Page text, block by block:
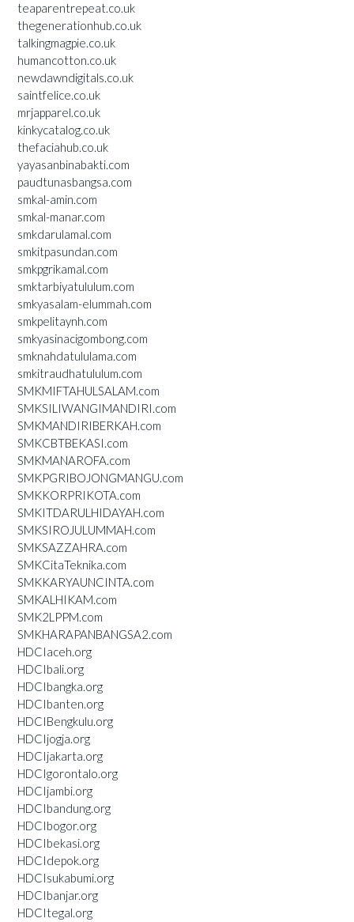
teaparentrepeat.co.uk
thegenerationhub.co.uk
talkingmagpie.co.uk
humancotton.co.uk
newdawndigitals.co.uk
saintfelice.co.uk
mrjapparel.co.uk
kinkycatalog.co.uk
thefaciahub.co.uk
yayasanbinabakti.com
paudtunasbangsa.com
smkal-amin.com
smkal-manar.com
smkdarulamal.com
smkitpasundan.com
smkpgrikamal.com
smktarbiyatululum.com
smkyasalam-elummah.com
smkpelitaynh.com
smkyasinacigombong.com
smknahdatululama.com
smkitraudhatululum.com
SMKMIFTAHULSALAM.com
SMKSILIWANGIMANDIRI.com
SMKMANDIRIBERKAH.com
SMKCBTBEKASI.com
SMKMANAROFA.com
SMKPGRIBOJONGMANGU.com
SMKKORPRIKOTA.com
SMKITDARULHIDAYAH.com
SMKSIROJULUMMAH.com
SMKSAZZAHRA.com
SMKCitaTeknika.com
SMKKARYAUNCINTA.com
SMKALHIKAM.com
SMK2LPPM.com
SMKHARAPANBANGSA2.com
HDCIaceh.org
HDCIbali.org
HDCIbangka.org
HDCIbanten.org
HDCIBengkulu.org
HDCIjogja.org
HDCIjakarta.org
HDCIgorontalo.org
HDCIjambi.org
HDCIbandung.org
HDCIbogor.org
HDCIbekasi.org
HDCIdepok.org
HDCIsukabumi.org
HDCIbanjar.org
HDCItegal.org